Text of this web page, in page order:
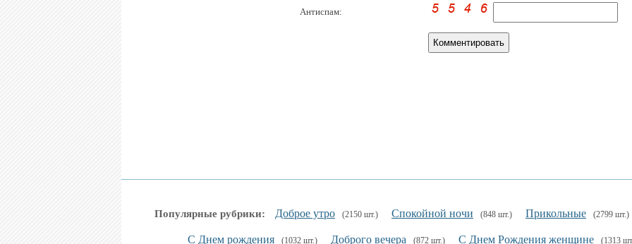
Антиспам:
Популярные рубрики: Доброе утро (2150 шт.) Спокойной ночи (848 шт.) Прикольные (2799 шт.)
С Днем рождения (1032 шт.) Доброго вечера (872 шт.) С Днем Рождения женщине (1313